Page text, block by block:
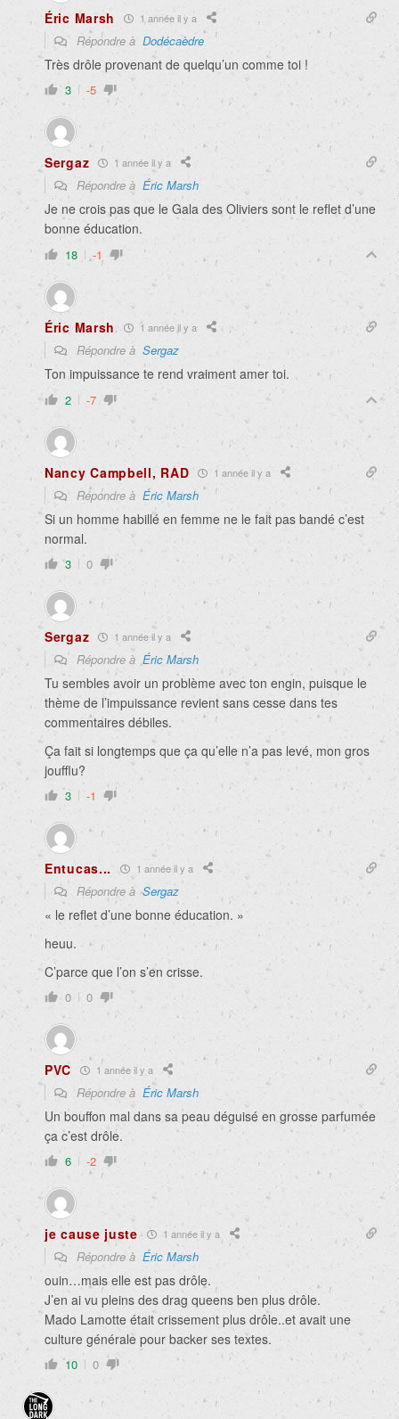
Éric Marsh 1 année il y a
Répondre à Dodécaèdre
Très drôle provenant de quelqu’un comme toi !
3 -5
Sergaz 1 année il y a
Répondre à Éric Marsh
Je ne crois pas que le Gala des Oliviers sont le reflet d’une
bonne éducation.
18 -1
Éric Marsh 1 année il y a
Répondre à Sergaz
Ton impuissance te rend vraiment amer toi.
2 -7
Nancy Campbell, RAD 1 année il y a
Répondre à Éric Marsh
Si un homme habillé en femme ne le fait pas bandé c’est
normal.
3 0
Sergaz 1 année il y a
Répondre à Éric Marsh
Tu sembles avoir un problème avec ton engin, puisque le
thème de l’impuissance revient sans cesse dans tes
commentaires débiles.
Ça fait si longtemps que ça qu’elle n’a pas levé, mon gros
joufflu?
3 -1
Entucas... 1 année il y a
Répondre àSergaz
« le reflet d’une bonne éducation. »
heuu.
C’parce que l’on s’en crisse.
0 0
PVC 1 année il y a
Répondre à Éric Marsh
Un bouffon mal dans sa peau déguisé en grosse parfumée
ça c’est drôle.
6 -2
je cause juste 1 année il y a
Répondre à Éric Marsh
ouin…mais elle est pas drôle.
J’en ai vu pleins des drag queens ben plus drôle.
Mado Lamotte était crissement plus drôle..et avait une
culture générale pour backer ses textes.
10 0